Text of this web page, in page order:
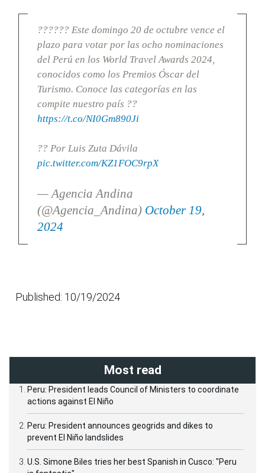
?????? Este domingo 20 de octubre vence el
plazo para votar por las ocho nominaciones
del Perú en los World Travel Awards 2024,
conocidos como los Premios Óscar del
Turismo. Conoce las categorías en las
compite nuestro país ??
https://t.co/NI0Gm890Ji
?? Por Luis Zuta Dávila
pic.twitter.com/KZ1FOC9rpX
— Agencia Andina
(@Agencia_Andina) October 19,
2024
Published: 10/19/2024
Most read
Peru: President leads Council of Ministers to coordinate
actions against El Niño
Peru: President announces geogrids and dikes to
prevent El Niño landslides
U.S. Simone Biles tries her best Spanish in Cusco: "Peru